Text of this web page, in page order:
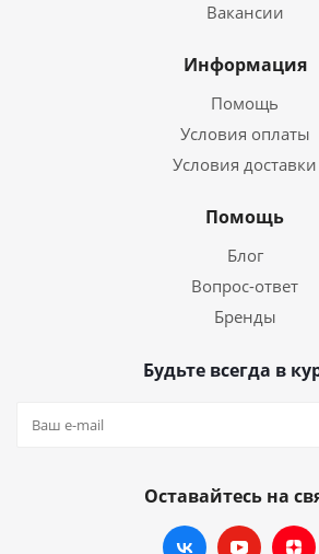
Вакансии
Информация
Помощь
Условия оплаты
Условия доставки
Помощь
Блог
Вопрос-ответ
Бренды
Будьте всегда в
Оставайтесь на